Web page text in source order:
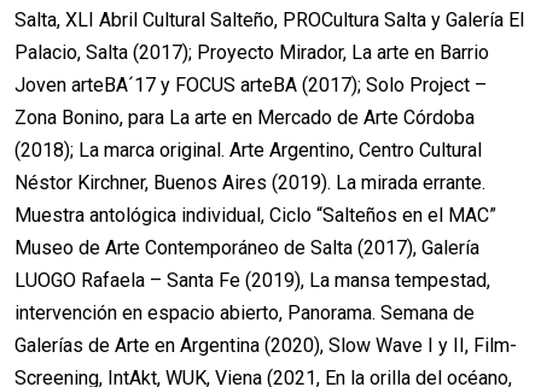
Salta, XLI Abril Cultural Salteño, PROCultura Salta y Galería El
Palacio, Salta (2017); Proyecto Mirador, La arte en Barrio
Joven arteBA´17 y FOCUS arteBA (2017); Solo Project –
Zona Bonino, para La arte en Mercado de Arte Córdoba
(2018); La marca original. Arte Argentino, Centro Cultural
Néstor Kirchner, Buenos Aires (2019). La mirada errante.
Muestra antológica individual, Ciclo “Salteños en el MAC”
Museo de Arte Contemporáneo de Salta (2017), Galería
LUOGO Rafaela – Santa Fe (2019), La mansa tempestad,
intervención en espacio abierto, Panorama. Semana de
Galerías de Arte en Argentina (2020), Slow Wave I y II, Film-
Screening, IntAkt, WUK, Viena (2021, En la orilla del océano,